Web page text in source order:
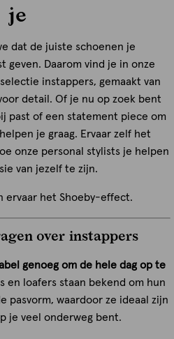
je
dat de juiste schoenen je
geven. Daarom vind je in onze
instappers, gemaakt van
detail. Of je nu op zoek bent
past of een statement piece om
je graag. Ervaar zelf het
onze personal stylists je helpen
van jezelf te zijn.
ervaar het Shoeby-effect.
over instappers
genoeg om de hele dag op te
en loafers staan bekend om hun
pasvorm, waardoor ze ideaal zijn
je veel onderweg bent.